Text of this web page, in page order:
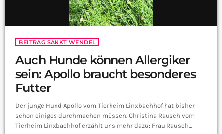
BEITRAG SANKT WENDEL
Auch Hunde können Allergiker
sein: Apollo braucht besonderes
Futter
Der junge Hund Apollo vom Tierheim Linxbachhof hat bisher
schon einiges durchmachen müssen. Christina Rausch vom
Tierheim Linxbachhof erzählt uns mehr dazu: Frau Rausch